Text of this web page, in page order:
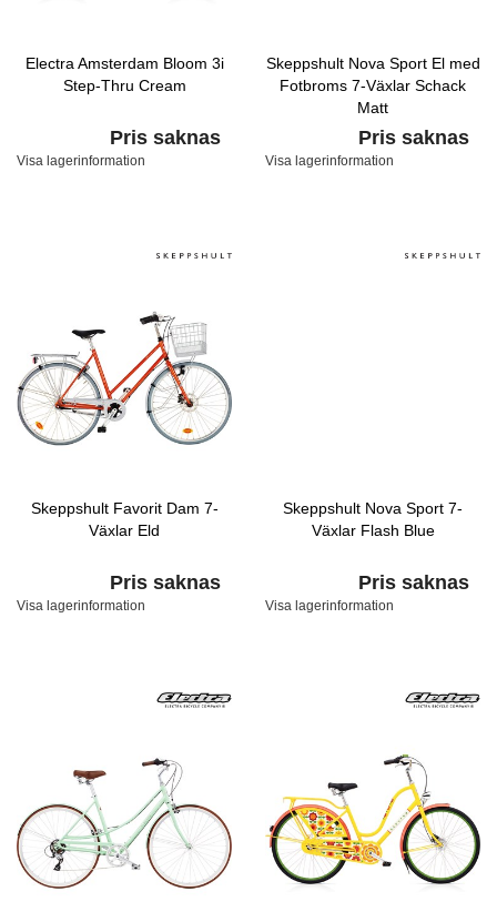
Electra Amsterdam Bloom 3i
Step-Thru Cream
Pris saknas
Visa lagerinformation
Skeppshult Nova Sport El med
Fotbroms 7-Växlar Schack
Matt
Pris saknas
Visa lagerinformation
Skeppshult Favorit Dam 7-
Växlar Eld
Pris saknas
Visa lagerinformation
Skeppshult Nova Sport 7-
Växlar Flash Blue
Pris saknas
Visa lagerinformation